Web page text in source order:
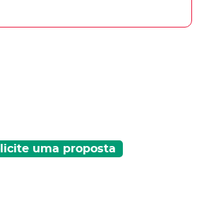
uma proposta